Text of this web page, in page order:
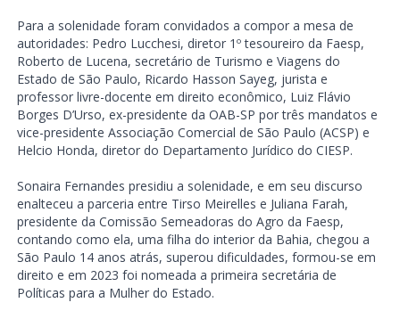
Para a solenidade foram convidados a compor a mesa de
autoridades: Pedro Lucchesi, diretor 1º tesoureiro da Faesp,
Roberto de Lucena, secretário de Turismo e Viagens do
Estado de São Paulo, Ricardo Hasson Sayeg, jurista e
professor livre-docente em direito econômico, Luiz Flávio
Borges D’Urso, ex-presidente da OAB-SP por três mandatos e
vice-presidente Associação Comercial de São Paulo (ACSP) e
Helcio Honda, diretor do Departamento Jurídico do CIESP.
Sonaira Fernandes presidiu a solenidade, e em seu discurso
enalteceu a parceria entre Tirso Meirelles e Juliana Farah,
presidente da Comissão Semeadoras do Agro da Faesp,
contando como ela, uma filha do interior da Bahia, chegou a
São Paulo 14 anos atrás, superou dificuldades, formou-se em
direito e em 2023 foi nomeada a primeira secretária de
Políticas para a Mulher do Estado.